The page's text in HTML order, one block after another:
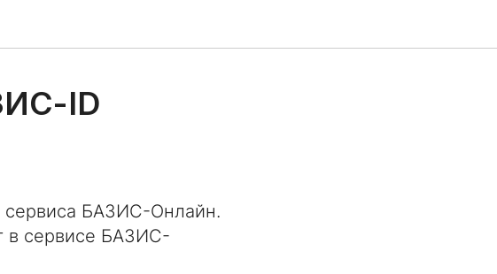
ID
сервиса БАЗИС-Онлайн.
в сервисе БАЗИС-